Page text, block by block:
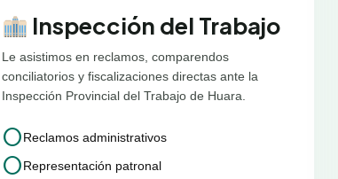
Inspección del Trabajo
Le asistimos en reclamos, comparendos
conciliatorios y fiscalizaciones directas ante la
Inspección Provincial del Trabajo de Huara.
circleReclamos administrativos
circleRepresentación patronal